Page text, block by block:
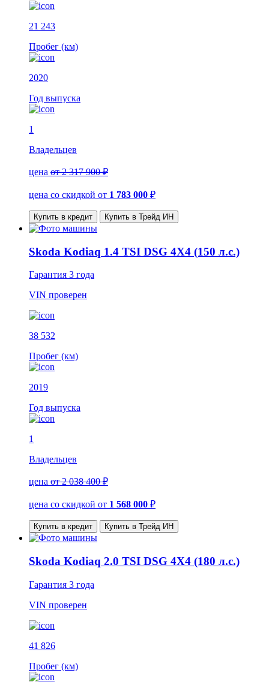
21 243
Пробег (км)
2020
Год выпуска
1
Владельцев
цена от 2 317 900 ₽
цена со скидкой от 1 783 000 ₽
Купить в кредит Купить в Трейд ИН
Skoda Kodiaq 1.4 TSI DSG 4X4 (150 л.с.)
Гарантия 3 года
VIN проверен
38 532
Пробег (км)
2019
Год выпуска
1
Владельцев
цена от 2 038 400 ₽
цена со скидкой от 1 568 000 ₽
Купить в кредит Купить в Трейд ИН
Skoda Kodiaq 2.0 TSI DSG 4X4 (180 л.с.)
Гарантия 3 года
VIN проверен
41 826
Пробег (км)